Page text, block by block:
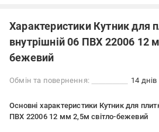
Характеристики Кутник для
внутрішній 06 ПВХ 22006 12
бежевий
Обмін та повернення: 14
Основні характеристики Кутник для
ПВХ 22006 12 мм 2,5м світло-бежевий